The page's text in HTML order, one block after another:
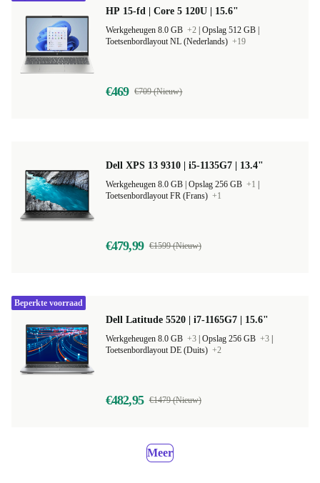
HP 15-fd | Core 5 120U | 15.6"
Werkgeheugen 8.0 GB +2
Toetsenbordlayout NL (Nederlands) +19
€469 €709 (Nieuw)
Dell XPS 13 9310 | i5-1135G7 | 13.4"
Opslag 256 GB +1
Toetsenbordlayout FR (Frans) +1
€479,99 €1599 (Nieuw)
Dell Latitude 5520 | i7-1165G7 | 15.6"
Werkgeheugen 8.0 GB +3 Opslag 256 GB +3
Toetsenbordlayout DE (Duits) +2
€482,95 €1479 (Nieuw)
Beperkte voorraad
Meer